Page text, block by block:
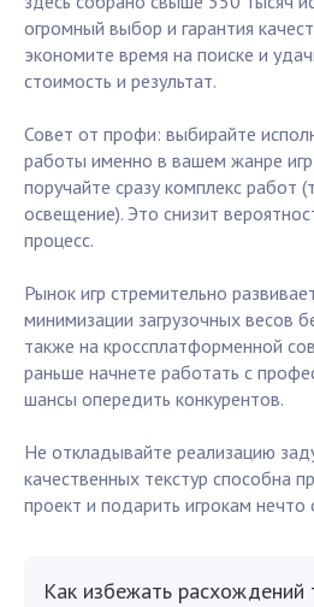
огромный выбор и гарантия
экономите время на поиске и
стоимость и результат.
Совет от профи: выбирайте
работы именно в вашем жанре
поручайте сразу комплекс работ
освещение). Это снизит
процесс.
Рынок игр стремительно
минимизации загрузочных весов
также на кроссплатформенной
раньше начнете работать с
шансы опередить конкурентов.
Не откладывайте реализацию
качественных текстур способна
проект и подарить игрокам нечто
Как избежать расхождений